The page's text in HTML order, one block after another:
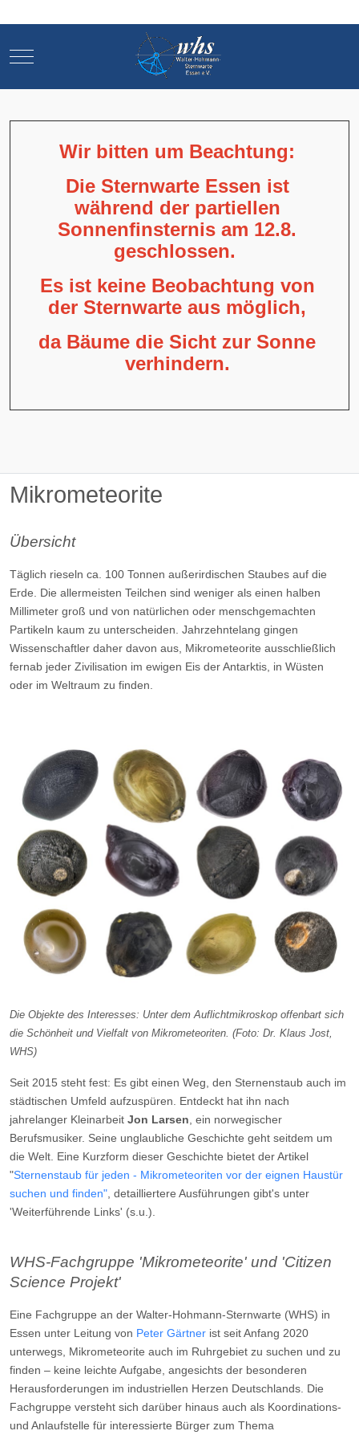
Mobile Menu Toggle
Wir bitten um Beachtung:
Die Sternwarte Essen ist
während der partiellen
Sonnenfinsternis am 12.8.
geschlossen.
Es ist keine Beobachtung von
der Sternwarte aus möglich,
da Bäume die Sicht zur Sonne
verhindern.
Mikrometeorite
Übersicht
Täglich rieseln ca. 100 Tonnen außerirdischen Staubes auf die
Erde. Die allermeisten Teilchen sind weniger als einen halben
Millimeter groß und von natürlichen oder menschgemachten
Partikeln kaum zu unterscheiden. Jahrzehntelang gingen
Wissenschaftler daher davon aus, Mikrometeorite ausschließlich
fernab jeder Zivilisation im ewigen Eis der Antarktis, in Wüsten
oder im Weltraum zu finden.
Die Objekte des Interesses: Unter dem Auflichtmikroskop offenbart sich
die Schönheit und Vielfalt von Mikrometeoriten. (Foto: Dr. Klaus Jost,
WHS)
Seit 2015 steht fest: Es gibt einen Weg, den Sternenstaub auch im
städtischen Umfeld aufzuspüren. Entdeckt hat ihn nach
jahrelanger Kleinarbeit Jon Larsen, ein norwegischer
Berufsmusiker. Seine unglaubliche Geschichte geht seitdem um
die Welt. Eine Kurzform dieser Geschichte bietet der Artikel
"Sternenstaub für jeden - Mikrometeoriten vor der eignen Haustür
suchen und finden", detailliertere Ausführungen gibt's unter
'Weiterführende Links' (s.u.).
WHS-Fachgruppe 'Mikrometeorite' und 'Citizen
Science Projekt'
Eine Fachgruppe an der Walter-Hohmann-Sternwarte (WHS) in
Essen unter Leitung von Peter Gärtner ist seit Anfang 2020
unterwegs, Mikrometeorite auch im Ruhrgebiet zu suchen und zu
finden – keine leichte Aufgabe, angesichts der besonderen
Herausforderungen im industriellen Herzen Deutschlands. Die
Fachgruppe versteht sich darüber hinaus auch als Koordinations-
und Anlaufstelle für interessierte Bürger zum Thema